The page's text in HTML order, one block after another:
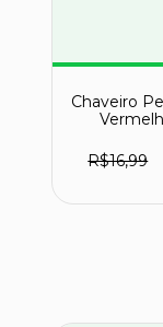
Chaveiro
R$16,99